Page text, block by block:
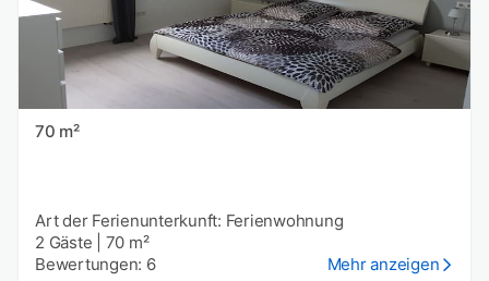
70 m²
Art der Ferienunterkunft: Ferienwohnung
2 Gäste
70 m²
Bewertungen: 6
Mehr anzeigen